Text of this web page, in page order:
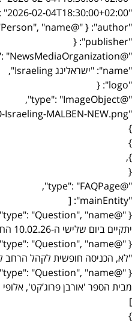
"dateModified": "2026-02-04T18:30:00+02:00",
"author": { "@type": "Person", "name": "סיגל קליין" },
"publisher": {
"@type": "NewsMediaOrganization",
"name": "ישראלינג Israeling",
"logo": {
"@type": "ImageObject",
"url": "https://israeling.co.il/wp-content/uploads/2026/01/LOGO-Israeling-MALBEN-NEW.png"
}
}
},
{
"@type": "FAQPage",
"mainEntity": [
יתקיים ביום שלישי ה-10.02.26 החל מהשעה 17:00." }},
"לא, הכניסה חופשית לקהל הרחב
מבית הספר 'אורבן פרוג’קט',
]
}